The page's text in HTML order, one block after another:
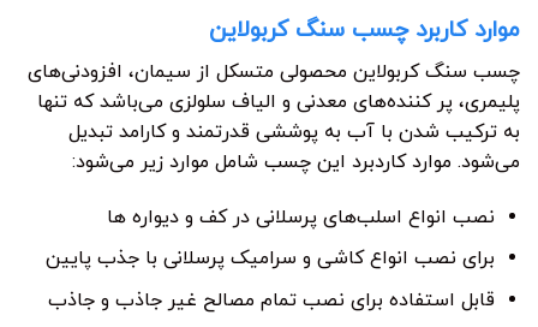
موارد کاربرد چسب سنگ کربولاین
چسب سنگ کربولاین محصولی متسکل از سیمان، افزودنی‌های
پلیمری، پر کننده‌های معدنی و الیاف سلولزی می‌باشد که تنها
به ترکیب شدن با آب به پوششی قدرتمند و کارامد تبدیل
می‌شود. موارد کاردبرد این چسب شامل موارد زیر می‌شود:
نصب انواع اسلب‌های پرسلانی در کف و دیواره ها
برای نصب انواع کاشی و سرامیک پرسلانی با جذب پایین
قابل استفاده برای نصب تمام مصالح غیر جاذب و جاذب